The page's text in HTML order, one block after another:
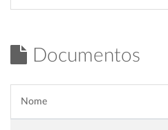
Documentos
Nome